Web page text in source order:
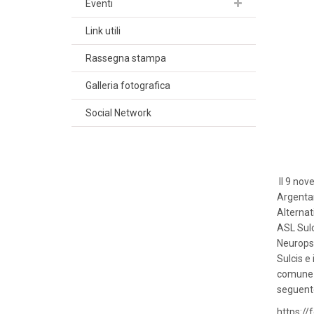
Eventi
Link utili
Rassegna stampa
Galleria fotografica
Social Network
Il 9
ASL
Sulcis e
https://